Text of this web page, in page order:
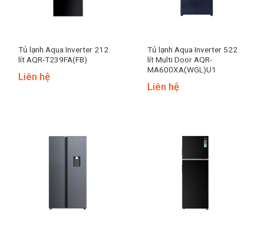
Tủ lạnh Aqua Inverter 212
lít AQR-T239FA(FB)
Liên hệ
Tủ lạnh Aqua Inverter 522
lít Multi Door AQR-
MA600XA(WGL)U1
Liên hệ